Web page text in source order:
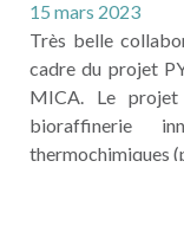
15 mars 2023
Très belle
cadre du projet
MICA. Le projet
bioraffinerie
thermochimiques
et culture de
en produits